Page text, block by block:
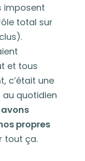
imposent
total sur
et tous
c’était une
quotidien
propres
tout ça.